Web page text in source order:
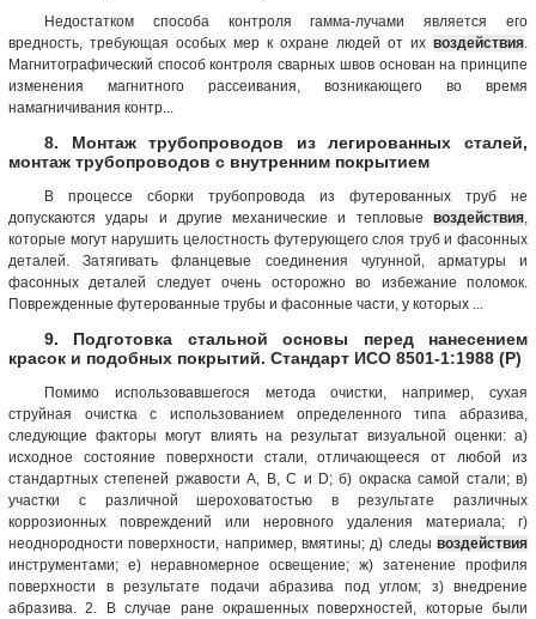
Недостатком способа контроля гамма-лучами является его
вредность, требующая особых мер к охране людей от их воздействия
Магнитографический способ контроля сварных швов основан на принципе
изменения магнитного рассеивания, возникающего во время
намагничивания контр...
8. Монтаж трубопроводов из легированных сталей,
монтаж трубопроводов с внутренним покрытием
В процессе сборки трубопровода из футерованных труб не
допускаются удары и другие механические и тепловые воздействия
которые могут нарушить целостность футерующего слоя труб и фасонных
деталей. Затягивать фланцевые соединения чугунной, арматуры и
фасонных деталей следует очень осторожно во избежание поломок.
Поврежденные футерованные трубы и фасонные части, у которых ...
9. Подготовка стальной основы перед нанесением
красок и подобных покрытий. Стандарт ИСО 8501-1:1988 (Р)
Помимо использовавшегося метода очистки, например, сухая
струйная очистка с использованием определенного типа абразива,
следующие факторы могут влиять на результат визуальной оценки: а)
исходное состояние поверхности стали, отличающееся от любой из
стандартных степеней ржавости А, В, С и D; б) окраска самой стали; в)
участки с различной шероховатостью в результате различных
коррозионных повреждений или неровного удаления материала; г)
неоднородности поверхности, например, вмятины; д) следы воздействия
инструментами; е) неравномерное освещение; ж) затенение профиля
поверхности в результате подачи абразива под углом; з) внедрение
абразива. 2. В случае ране окрашенных поверхностей, которые были